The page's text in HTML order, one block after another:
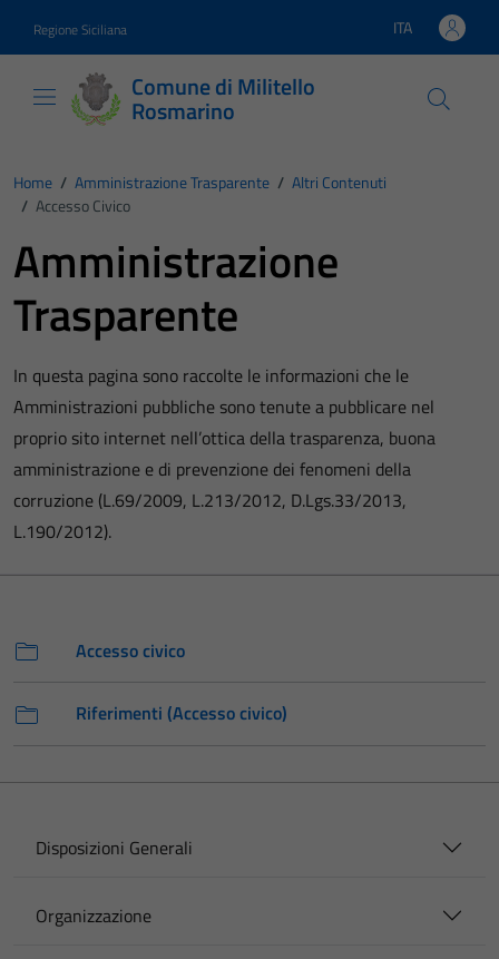
Regione Siciliana Lingua attiva:
ITA
Comune di Militello
Rosmarino
Home / Amministrazione Trasparente / Altri Contenuti
/ Accesso Civico
Amministrazione
Trasparente
In questa pagina sono raccolte le informazioni che le
Amministrazioni pubbliche sono tenute a pubblicare nel
proprio sito internet nell’ottica della trasparenza, buona
amministrazione e di prevenzione dei fenomeni della
corruzione (L.69/2009, L.213/2012, D.Lgs.33/2013,
L.190/2012).
Accesso civico
Riferimenti (Accesso civico)
Disposizioni Generali
Organizzazione